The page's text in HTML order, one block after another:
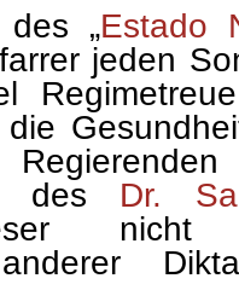
„Estado
jeden
des Dr.
nicht